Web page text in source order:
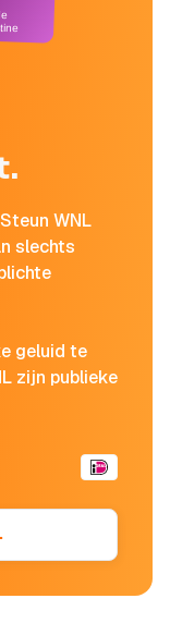
WNL
slechts
geluid te
zijn publieke